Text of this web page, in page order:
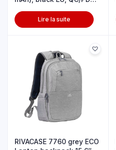
Lire la suite
RIVACASE 7760 grey ECO